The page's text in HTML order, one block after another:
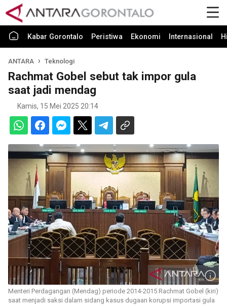
Kabar Gorontalo Peristiwa Ekonomi Internasional
ANTARA Teknologi
Rachmat Gobel sebut tak impor gula
saat jadi mendag
Kamis, 15 Mei 2025 20:14
Menteri Perdagangan (Mendag) periode 2014-2015 Rachmat Gobel (kiri)
saat menjadi saksi dalam sidang kasus dugaan korupsi importasi gula